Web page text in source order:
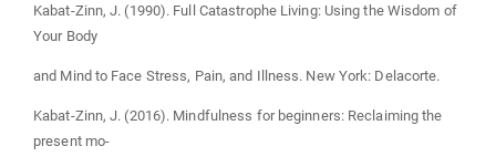
Kabat-Zinn, J. (1990). Full Catastrophe Living: Using the Wisdom of
Your Body
and Mind to Face Stress, Pain, and Illness. New York: Delacorte.
Kabat-Zinn, J. (2016). Mindfulness for beginners: Reclaiming the
present mo-